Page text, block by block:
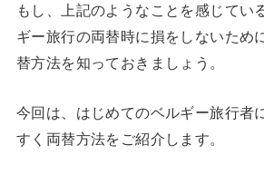
もし、上記のようなことを感じてい
ギー旅行の両替時に損をしないため
替方法を知っておきましょう。
今回は、はじめてのベルギー旅行者
すく両替方法をご紹介します。